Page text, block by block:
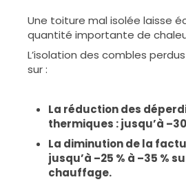
Une toiture mal isolée laisse
quantité importante de
L’isolation des combles
sur :
La réduction des
thermiques : jusqu’à
La diminution de la
jusqu’à –25 % à –35 %
chauffage.